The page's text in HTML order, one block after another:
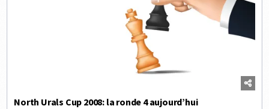
North Urals Cup 2008: la ronde 4 aujourd’hui